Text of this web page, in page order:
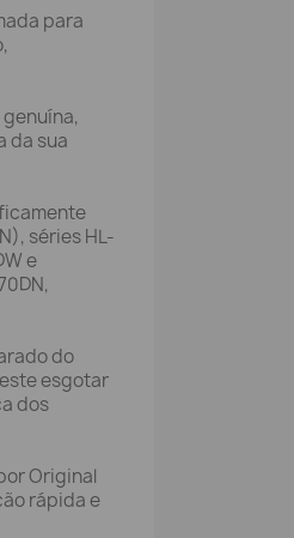
para
da sua
séries HL-
e
do
esgotar
dos
Original
rápida e